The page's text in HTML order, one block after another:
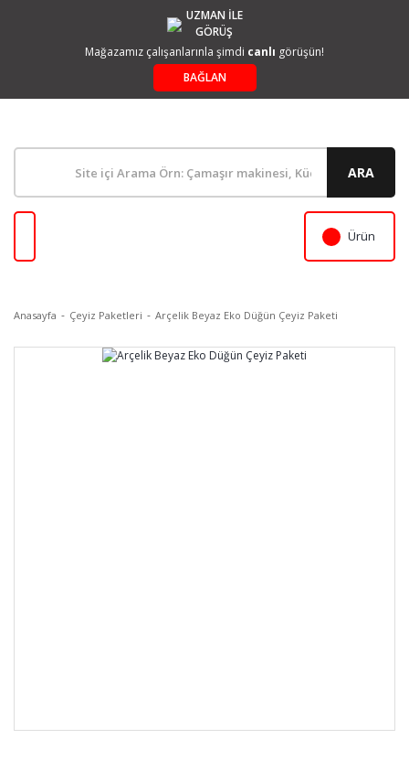
UZMAN İLE
GÖRÜŞ
Mağazamız çalışanlarınla şimdi canlı görüşün!
BAĞLAN
ARA
Ürün
Anasayfa Çeyiz Paketleri Arçelik Beyaz Eko Düğün Çeyiz Paketi